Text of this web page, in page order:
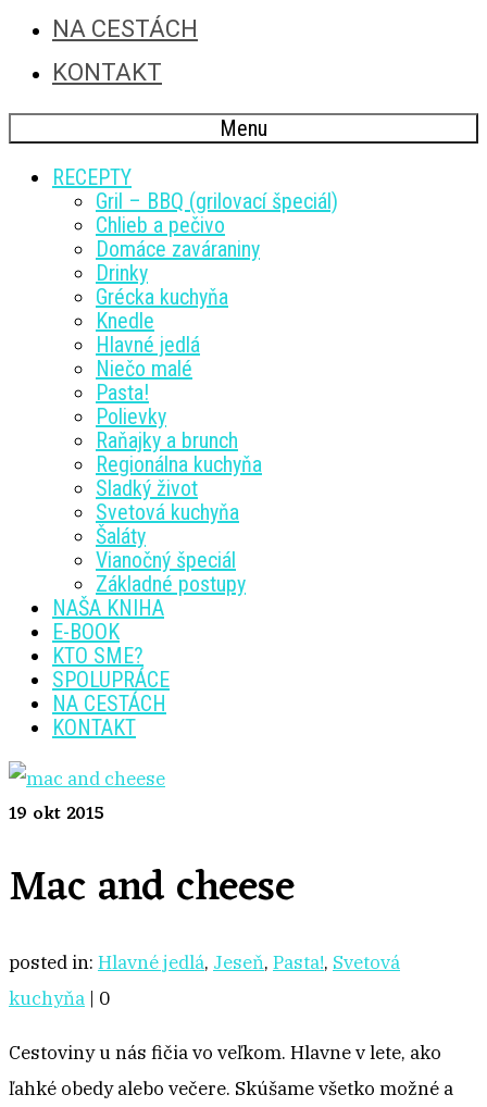
NA CESTÁCH
KONTAKT
Menu
RECEPTY
Gril – BBQ (grilovací špeciál)
Chlieb a pečivo
Domáce zaváraniny
Drinky
Grécka kuchyňa
Knedle
Hlavné jedlá
Niečo malé
Pasta!
Polievky
Raňajky a brunch
Regionálna kuchyňa
Sladký život
Svetová kuchyňa
Šaláty
Vianočný špeciál
Základné postupy
NAŠA KNIHA
E-BOOK
KTO SME?
SPOLUPRÁCE
NA CESTÁCH
KONTAKT
19 okt 2015
Mac and cheese
posted in: Hlavné jedlá, Jeseň, Pasta!, Svetová
kuchyňa | 0
Cestoviny u nás fičia vo veľkom. Hlavne v lete, ako
ľahké obedy alebo večere. Skúšame všetko možné a